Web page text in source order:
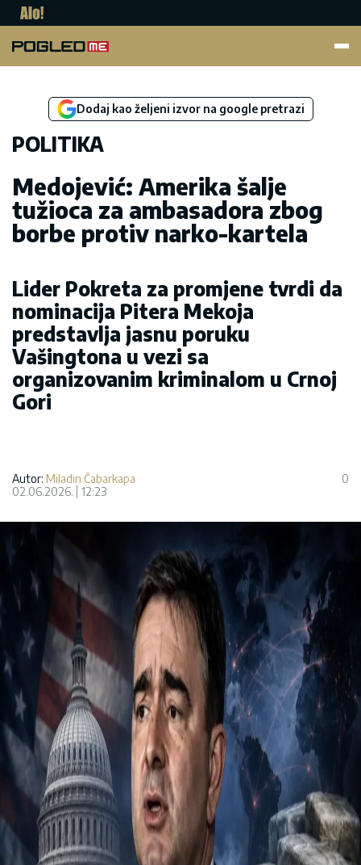
Dodaj kao željeni izvor na google pretrazi
POLITIKA
Medojević: Amerika šalje
tužioca za ambasadora zbog
borbe protiv narko-kartela
Lider Pokreta za promjene tvrdi da
nominacija Pitera Mekoja
predstavlja jasnu poruku
Vašingtona u vezi sa
organizovanim kriminalom u Crnoj
Gori
Autor: Miladin Čabarkapa
02.06.2026.
12:23
0